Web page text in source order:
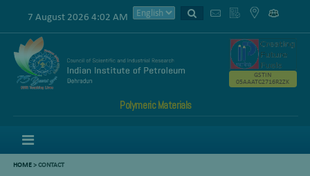
7 August 2026 4:02 AM
Polymeric Materials
GSTIN
05AAATC2716R2ZK
HOME>CONTACT